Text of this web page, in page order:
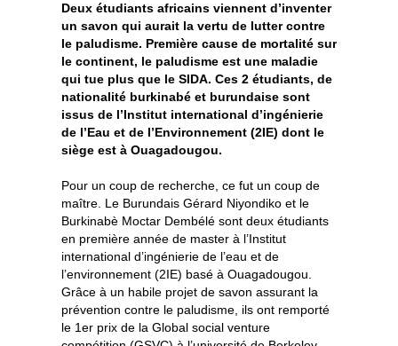
Deux étudiants africains viennent d’inventer
un savon qui aurait la vertu de lutter contre
le paludisme. Première cause de mortalité sur
le continent, le paludisme est une maladie
qui tue plus que le SIDA. Ces 2 étudiants, de
nationalité burkinabé et burundaise sont
issus de l’Institut international d’ingénierie
de l’Eau et de l’Environnement (2IE) dont le
siège est à Ouagadougou.
Pour un coup de recherche, ce fut un coup de
maître. Le Burundais Gérard Niyondiko et le
Burkinabè Moctar Dembélé sont deux étudiants
en première année de master à l’Institut
international d’ingénierie de l’eau et de
l’environnement (2IE) basé à Ouagadougou.
Grâce à un habile projet de savon assurant la
prévention contre le paludisme, ils ont remporté
le 1er prix de la Global social venture